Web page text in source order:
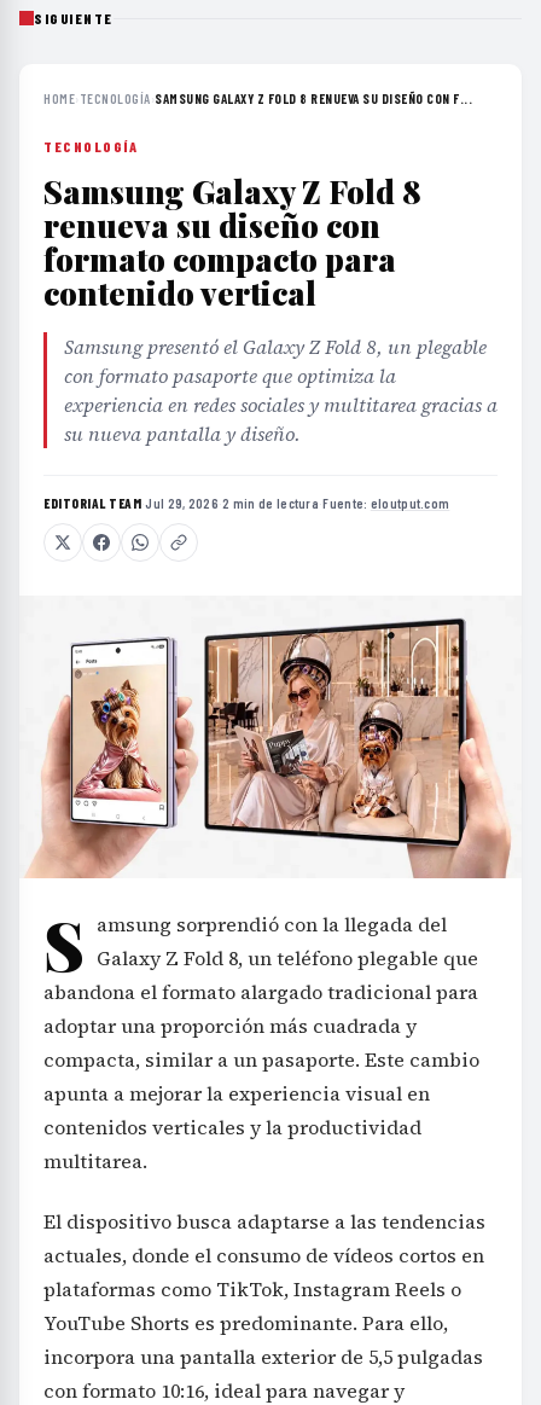
SIGUIENTE
HOME› TECNOLOGÍA›SAMSUNG GALAXY Z FOLD 8 RENUEVA SU DISEÑO CON F...
TECNOLOGÍA
Samsung Galaxy Z Fold 8
renueva su diseño con
formato compacto para
contenido vertical
Samsung presentó el Galaxy Z Fold 8, un plegable
con formato pasaporte que optimiza la
experiencia en redes sociales y multitarea gracias a
su nueva pantalla y diseño.
EDITORIAL TEAM·Jul 29, 2026·2 min de lectura·Fuente: eloutput.com
S amsung sorprendió con la llegada del
Galaxy Z Fold 8, un teléfono plegable que
abandona el formato alargado tradicional para
adoptar una proporción más cuadrada y
compacta, similar a un pasaporte. Este cambio
apunta a mejorar la experiencia visual en
contenidos verticales y la productividad
multitarea.
El dispositivo busca adaptarse a las tendencias
actuales, donde el consumo de vídeos cortos en
plataformas como TikTok, Instagram Reels o
YouTube Shorts es predominante. Para ello,
incorpora una pantalla exterior de 5,5 pulgadas
con formato 10:16, ideal para navegar y